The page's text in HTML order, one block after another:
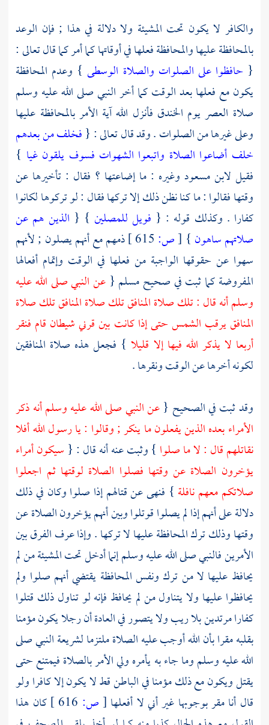
والكافر لا يكون تحت المشيئة ولا دلالة في هذا ; فإن الوعد
بالمحافظة عليها والمحافظة فعلها في أوقاتها كما أمر كما قال تعالى :
{ حافظوا على الصلوات والصلاة الوسطى } وعدم المحافظة
يكون مع فعلها بعد الوقت كما أخر النبي صلى الله عليه وسلم
صلاة العصر يوم الخندق فأنزل الله آية الأمر بالمحافظة عليها
وعلى غيرها من الصلوات . وقد قال تعالى : {فخلف من بعدهم
خلف أضاعوا الصلاة واتبعوا الشهوات فسوف يلقون غيا }
فقيل لابن مسعود وغيره : ما إضاعتها ؟ فقال : تأخيرها عن
وقتها فقالوا : ما كنا نظن ذلك إلا تركها فقال : لو تركوها لكانوا
كفارا . وكذلك قوله : { فويل للمصلين } { الذين هم عن
صلاتهم ساهون }
[ص:
ذمهم مع أنهم يصلون ; لأنهم
سهوا عن حقوقها الواجبة من فعلها في الوقت وإتمام أفعالها
المفروضة كما ثبت في صحيحمسلم { عن النبي صلى الله عليه
وسلم أنه قال : تلك صلاة المنافق تلك صلاة المنافق تلك صلاة
المنافق يرقب الشمس حتى إذا كانت بين قرني شيطان قام فنقر
أربعا لا يذكر الله فيها إلا قليلا } فجعل هذه صلاة المنافقين
لكونه أخرها عن الوقت ونقرها .
وقد ثبت في الصحيح {عن النبي صلى الله عليه وسلم أنه ذكر
الأمراء بعده الذين يفعلون ما ينكر ; وقالوا : يا رسول الله أفلا
نقاتلهم قال : لا ما صلوا } وثبت عنه أنه قال : { سيكون أمراء
يؤخرون الصلاة عن وقتها فصلوا الصلاة لوقتها ثم اجعلوا
صلاتكم معهم نافلة } فنهى عن قتالهم إذا صلوا وكان في ذلك
دلالة على أنهم إذا لم يصلوا قوتلوا وبين أنهم يؤخرون الصلاة عن
وقتها وذلك ترك المحافظة عليها لا تركها . وإذا عرف الفرق بين
الأمرين فالنبي صلى الله عليه وسلم إنما أدخل تحت المشيئة من لم
يحافظ عليها لا من ترك ونفس المحافظة يقتضي أنهم صلوا ولم
يحافظوا عليها ولا يتناول من لم يحافظ فإنه لو تناول ذلك قتلوا
كفارا مرتدين بلا ريب ولا يتصور في العادة أن رجلا يكون مؤمنا
بقلبه مقرا بأن الله أوجب عليه الصلاة ملتزما لشريعة النبي صلى
الله عليه وسلم وما جاء به يأمره ولي الأمر بالصلاة فيمتنع حتى
يقتل ويكون مع ذلك مؤمنا في الباطن قط لا يكون إلا كافرا ولو
قال أنا مقر بوجوبها غير أني لا أفعلها [ص:
كان هذا